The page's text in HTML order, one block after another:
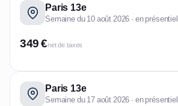
Paris 13e
Semaine du 10 août 2026 · en présentiel
349 €net de taxes
Paris 13e
Semaine du 17 août 2026 · en présentiel